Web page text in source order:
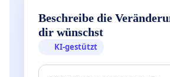
Beschreibe die
dir wünschst
KI-gestützt